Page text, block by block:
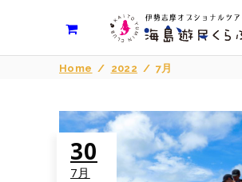
Home / 2022 /7月
30
7月